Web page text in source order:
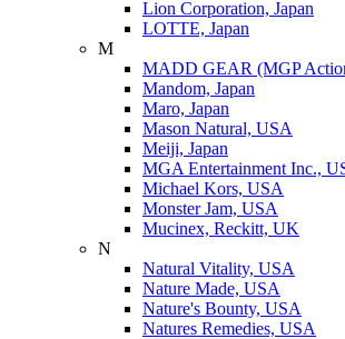
Lion Corporation, Japan
LOTTE, Japan
M
MADD GEAR (MGP
Mandom, Japan
Maro, Japan
Mason Natural, USA
Meiji, Japan
MGA Entertainment Inc.,
Michael Kors, USA
Monster Jam, USA
Mucinex, Reckitt, UK
N
Natural Vitality, USA
Nature Made, USA
Nature's Bounty, USA
Natures Remedies, USA